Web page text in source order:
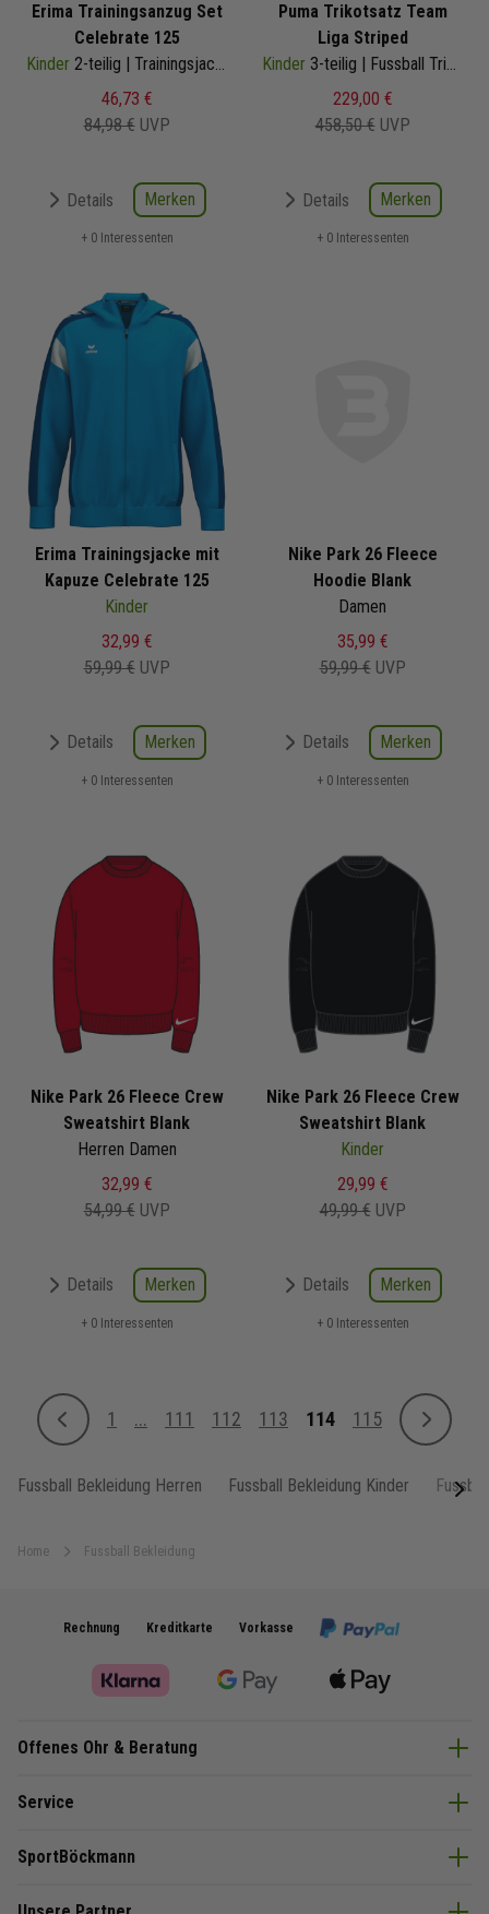
Home Fussball Bekleidung
Erima Trainingsanzug Set
Celebrate 125
Kinder 2-teilig | Trainingsjacke mit Kapuze Trainingshose
46,73 €
84,98 € UVP
Details Merken
+ 0 Interessenten
Puma Trikotsatz Team
Liga Striped
Kinder 3-teilig | Fussball Trikot Fussballshort Core Sockenstutzen | 704927-04 | Fussball Trikot Set
229,00 €
458,50 € UVP
Details Merken
+ 0 Interessenten
Erima Trainingsjacke mit
Kapuze Celebrate 125
Kinder
32,99 €
59,99 € UVP
Details Merken
+ 0 Interessenten
Nike Park 26 Fleece
Hoodie Blank
Damen
35,99 €
59,99 € UVP
Details Merken
+ 0 Interessenten
Nike Park 26 Fleece Crew
Sweatshirt Blank
Herren Damen
32,99 €
54,99 € UVP
Details Merken
+ 0 Interessenten
Nike Park 26 Fleece Crew
Sweatshirt Blank
Kinder
29,99 €
49,99 € UVP
Details Merken
+ 0 Interessenten
Seite
ZurückSeite
1 ...
Seite
111
Seite
112
Seite
113
Sie lesen gerade Seite
114
Seite
115
Weiter
Rechnung Kreditkarte Vorkasse
Offenes Ohr & Beratung
Service
SportBöckmann
Fussball Bekleidung Herren Fussball Bekleidung Kinder